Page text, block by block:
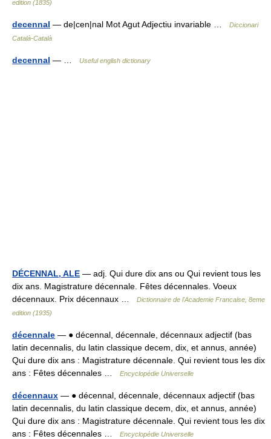
edition (1835)
decennal — de|cen|nal Mot Agut Adjectiu invariable …
Diccionari
Català-Català
decennal — … Useful english dictionary
DÉCENNAL, ALE — adj. Qui dure dix ans ou Qui revient tous les
dix ans. Magistrature décennale. Fêtes décennales. Voeux
décennaux. Prix décennaux …
Dictionnaire de l'Academie Francaise, 8eme
edition (1935)
décennale — ● décennal, décennale, décennaux adjectif (bas
latin decennalis, du latin classique decem, dix, et annus, année)
Qui dure dix ans : Magistrature décennale. Qui revient tous les dix
ans : Fêtes décennales …
Encyclopédie Universelle
décennaux — ● décennal, décennale, décennaux adjectif (bas
latin decennalis, du latin classique decem, dix, et annus, année)
Qui dure dix ans : Magistrature décennale. Qui revient tous les dix
ans : Fêtes décennales …
Encyclopédie Universelle